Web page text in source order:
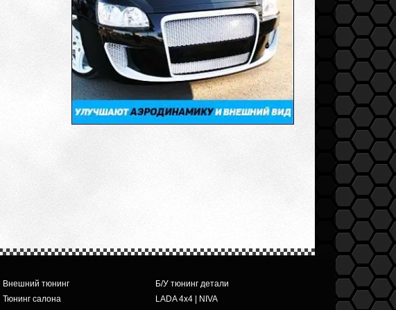
Внешний тюнинг
Тюнинг салона
Б/У тюнинг детали
LADA 4x4 | NIVA